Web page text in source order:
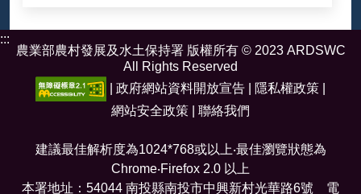
:::
農業部農村發展及水土保持署 版權所有 © 2023 ARDSWC
All Rights Reserved
政府網站資料開放宣告 隱私權政策
網站安全政策
聯絡我們
建議最佳解析度為1024*768或以上‧最佳瀏覽狀態為
Chrome‧Firefox 2.0 以上
本署地址：54044 南投縣南投市中興新村光華路6號 電